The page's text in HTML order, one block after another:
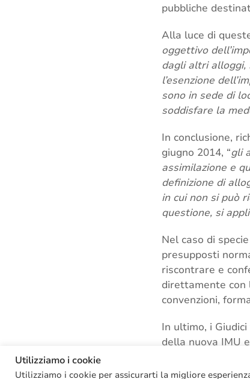
pubbliche
Alla luce di
oggettivo
dagli altri alloggi,
l’esenzione
sono in sede di
soddisfare la
In conclusione,
giugno 2014, “gli
assimilazione e
definizione di
in cui non si può
questione, si
Nel caso di
presupposti
riscontrare e
direttamente con
convenzioni,
In ultimo, i
della nuova IMU
sostanziale
Utilizziamo i cookie
Utilizziamo i cookie per assicurarti la migliore